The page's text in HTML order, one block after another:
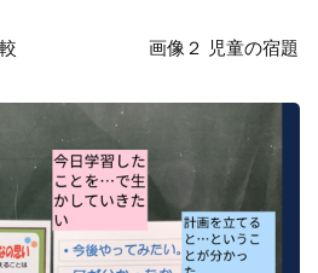
の比較 画像２ 児童の宿題